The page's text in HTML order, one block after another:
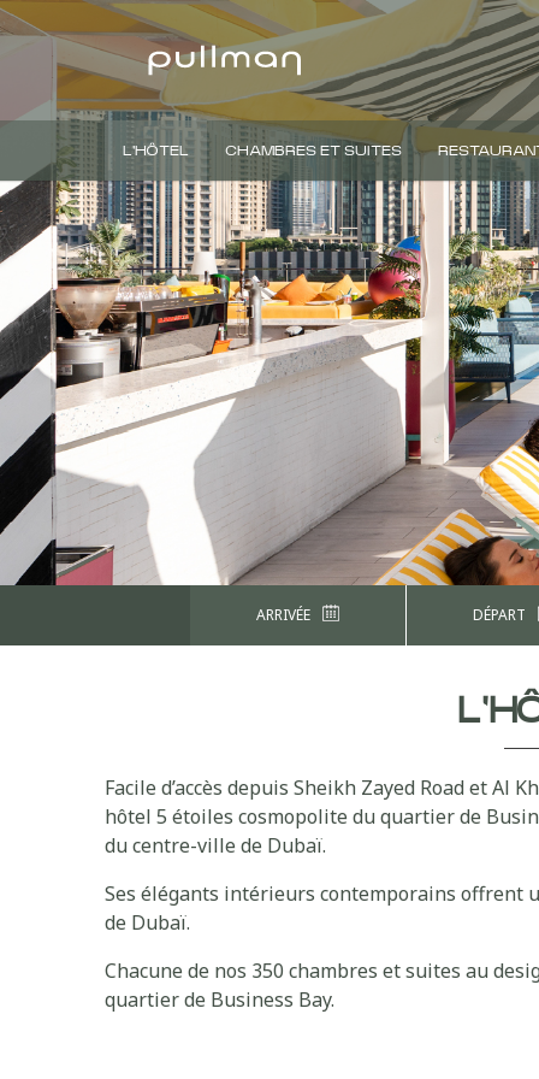
L'HÔTEL CHAMBRES ET SUITES
ARRIVÉE DÉPART
Facile d’accès depuis Sheikh Zayed Road et
hôtel 5 étoiles cosmopolite du quartier de
du centre-ville de Dubaï.
Ses élégants intérieurs contemporains offrent
de Dubaï.
Chacune de nos 350 chambres et suites au
quartier de Business Bay.